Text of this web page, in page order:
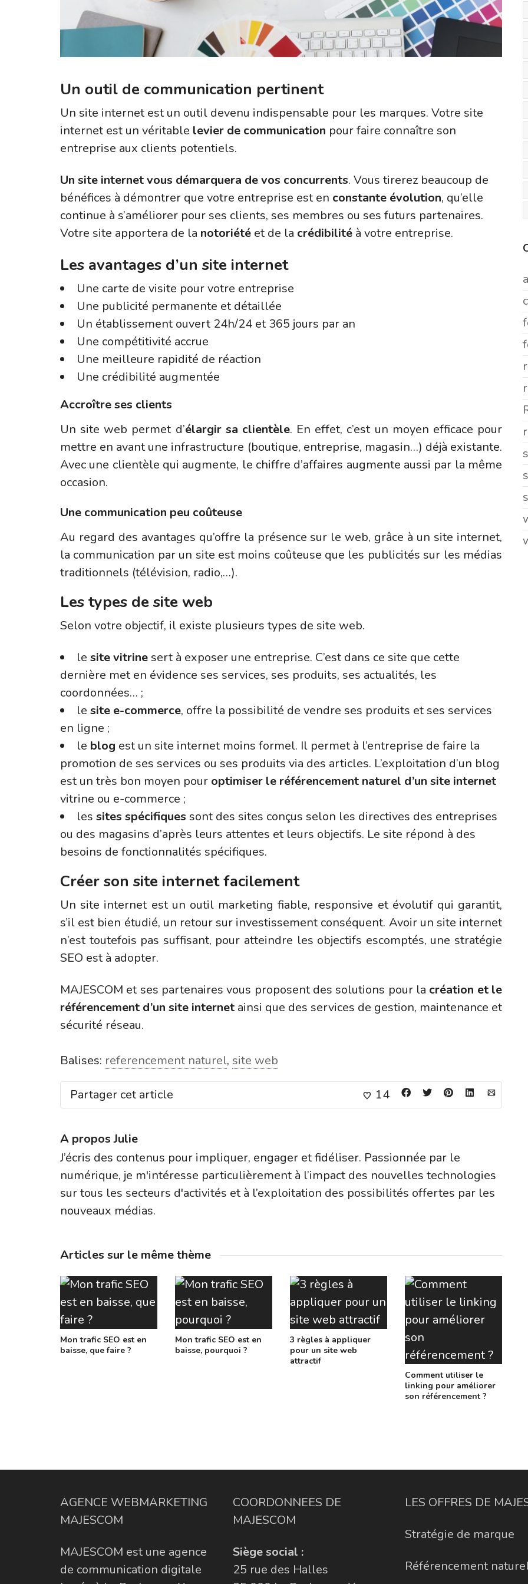
Un outil de communication pertinent
Un site internet est un outil devenu indispensable pour les marques. Votre site
internet est un véritable levier de communication pour faire connaître son
entreprise aux clients potentiels.
Un site internet vous démarquera de vos concurrents. Vous tirerez beaucoup de
bénéfices à démontrer que votre entreprise est en constante évolution, qu’elle
continue à s’améliorer pour ses clients, ses membres ou ses futurs partenaires.
Votre site apportera de la notoriété et de la crédibilité à votre entreprise.
Les avantages d’un site internet
Une carte de visite pour votre entreprise
Une publicité permanente et détaillée
Un établissement ouvert 24h/24 et 365 jours par an
Une compétitivité accrue
Une meilleure rapidité de réaction
Une crédibilité augmentée
Accroître ses clients
Un site web permet d’élargir sa clientèle. En effet, c’est un moyen efficace pour
mettre en avant une infrastructure (boutique, entreprise, magasin…) déjà existante.
Avec une clientèle qui augmente, le chiffre d’affaires augmente aussi par la même
occasion.
Une communication peu coûteuse
Au regard des avantages qu’offre la présence sur le web, grâce à un site internet,
la communication par un site est moins coûteuse que les publicités sur les médias
traditionnels (télévision, radio,…).
Les types de site web
Selon votre objectif, il existe plusieurs types de site web.
le site vitrine sert à exposer une entreprise. C’est dans ce site que cette
dernière met en évidence ses services, ses produits, ses actualités, les
coordonnées… ;
le site e-commerce, offre la possibilité de vendre ses produits et ses services
en ligne ;
le blog est un site internet moins formel. Il permet à l’entreprise de faire la
promotion de ses services ou ses produits via des articles. L’exploitation d’un blog
est un très bon moyen pour optimiser le référencement naturel d’un site internet
vitrine ou e-commerce ;
les sites spécifiques sont des sites conçus selon les directives des entreprises
ou des magasins d’après leurs attentes et leurs objectifs. Le site répond à des
besoins de fonctionnalités spécifiques.
Créer son site internet facilement
Un site internet est un outil marketing fiable, responsive et évolutif qui garantit,
s’il est bien étudié, un retour sur investissement conséquent. Avoir un site internet
n’est toutefois pas suffisant, pour atteindre les objectifs escomptés, une stratégie
SEO est à adopter.
MAJESCOM et ses partenaires vous proposent des solutions pour la création et le
référencement d’un site internet ainsi que des services de gestion, maintenance et
sécurité réseau.
Balises: referencement naturel, site web
Partager cet article 14
A proposJulie
J’écris des contenus pour impliquer, engager et fidéliser. Passionnée par le
numérique, je m'intéresse particulièrement à l’impact des nouvelles technologies
sur tous les secteurs d'activités et à l’exploitation des possibilités offertes par les
nouveaux médias.
Articles sur le même thème
Mon trafic SEO est en
baisse, que faire ?
Mon trafic SEO est en
baisse, pourquoi ?
3 règles à appliquer
pour un site web
attractif
Comment utiliser le
linking pour améliorer
son référencement ?
AGENCE WEBMARKETING
MAJESCOM
MAJESCOM est une agence
de communication digitale
COORDONNEES DE
MAJESCOM
Siège social :
25 rue des Halles
LES OFFRES DE
Stratégie de marque
Référencement